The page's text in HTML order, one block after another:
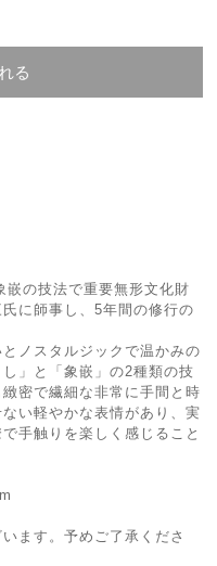
る
嵌の技法で重要無形文化財
に師事し、5年間の修行の
ノスタルジックで温かみの
」と「象嵌」の2種類の技
密で繊細な非常に手間と時
い軽やかな表情があり、実
手触りを楽しく感じること
ます。予めご了承くださ